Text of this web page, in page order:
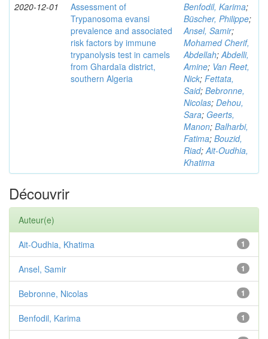
2020-12-01
Assessment of
Trypanosoma evansi
prevalence and associated
risk factors by immune
trypanolysis test in camels
from Ghardaïa district,
southern Algeria
Benfodil, Karima;
Büscher, Philippe;
Ansel, Samir;
Mohamed Cherif,
Abdellah;Abdelli,
Amine; Van Reet,
Nick; Fettata,
Said; Bebronne,
Nicolas; Dehou,
Sara; Geerts,
Manon; Balharbi,
Fatima; Bouzid,
Riad;Ait-Oudhia,
Khatima
Découvrir
Auteur(e)
1
Ait-Oudhia, Khatima
1
Ansel, Samir
1
Bebronne, Nicolas
1
Benfodil, Karima